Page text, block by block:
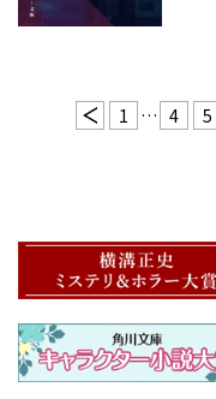
1 … 4 5